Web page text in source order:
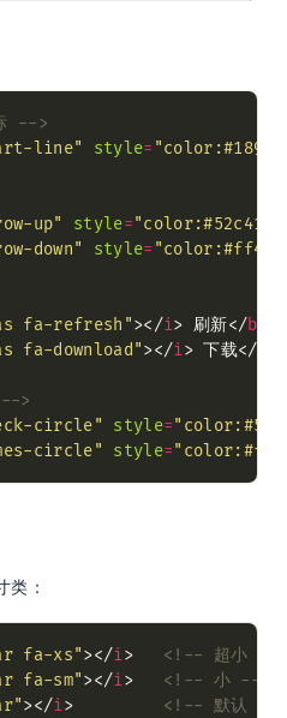
-->
line" style=
up" style="color:#52c41a"
down" style=
fa-refresh"></i> 刷新</
fa-download"></i> 下载</
-->
circle" style=
circle" style=
：
fa-xs"></i> <!-- 超小 -->
fa-sm"></i> <!-- 小 -->
></i> <!-- 默认 -->